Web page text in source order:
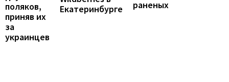
поляков,
приняв их
за
украинцев
Екатеринбурге
раненых